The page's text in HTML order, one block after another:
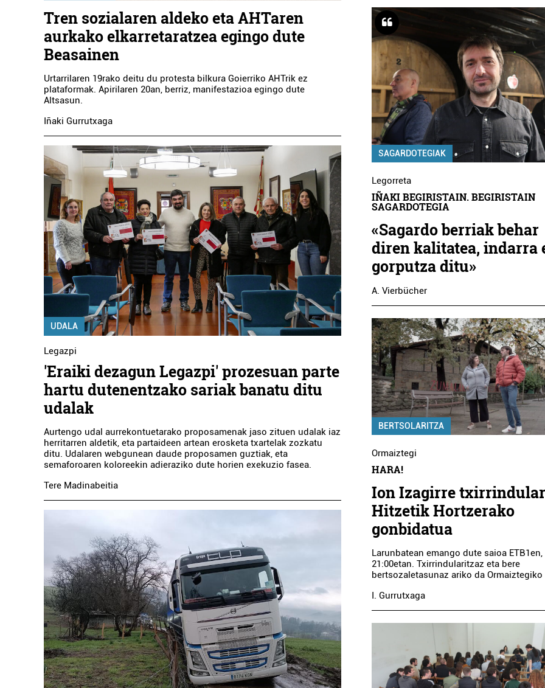
Tren sozialaren aldeko eta AHTaren
aurkako elkarretaratzea egingo dute
Beasainen
Urtarrilaren 19rako deitu du protesta bilkura Goierriko AHTrik ez
plataformak. Apirilaren 20an, berriz, manifestazioa egingo dute
Altsasun.
Iñaki Gurrutxaga
UDALA
Legazpi
'Eraiki dezagun Legazpi' prozesuan parte
hartu dutenentzako sariak banatu ditu
udalak
Aurtengo udal aurrekontuetarako proposamenak jaso zituen udalak iaz
herritarren aldetik, eta partaideen artean erosketa txartelak zozkatu
ditu. Udalaren webgunean daude proposamen guztiak, eta
semaforoaren koloreekin adieraziko dute horien exekuzio fasea.
Tere Madinabeitia
SAGARDOTEGIAK
Legorreta
IÑAKI BEGIRISTAIN. BEGIRISTAIN
SAGARDOTEGIA
«Sagardo berriak behar
diren kalitatea, indarra
gorputza ditu»
A. Vierbücher
BERTSOLARITZA
Ormaiztegi
HARA!
Ion Izagirre
Hitzetik Hortzerako
gonbidatua
Larunbatean emango dute saioa ETB1en,
21:00etan. Txirrindularitzaz eta bere
bertsozaletasunaz ariko da
I. Gurrutxaga